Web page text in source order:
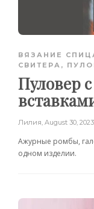
ВЯЗАНИЕ
СВИТЕРА,
Пуловер
Лилия August 30, 2023
Ажурные ромбы,
одном изделии.